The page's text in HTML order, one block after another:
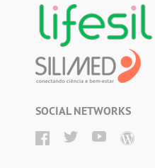
SOCIAL NETWORKS